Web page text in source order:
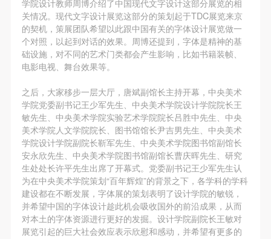
学院设计教师周博介绍了中国现代文字设计这部分展览的相
关情况。现代文字设计展览这部分的策划起于TDC展览来京
的契机，策展团队希望以此跟中国有关的字体设计展览做一
个对照，以起到对话的效果。周博还提到，字体是精神的基
础设施，对不同的艺术门类都会产生影响，比如书籍装帧、
电影电视、舞台效果等。
之后，大家移步一层大厅，唐斌副馆长主持开幕，中央美术
学院党委副书记王少军先生、中央美术学院设计学院院长王
敏先生、中央美术学院实验艺术学院院长吕胜中先生、中央
美术学院人文学院院长、图书馆馆长尹吉男先生、中央美术
学院设计学院副院长靳军先生、中央美术学院图书馆副馆长
安永欣先生、中央美术学院图书馆副馆长曹庆晖先生、研究
生处处长许平先生出席了开幕式。党委副书记王少军先生认
为在中央美术学院策划“百年辉煌”的背景之下，各学科的学科
建设都在不断发展，字体展的策划表明了设计学院的敏锐，
并希望中国的字体设计趁此机会吸收国外的前沿成果，从而
对本土的字体资源进行更好的发掘。设计学院副院长王敏对
展览引起的巨大社会效应表示欣慰和感动，并希望有更多的
备以人为本、团结友爱、互相帮助和助人为乐的良好
品质。
第三条
参加本次活动人员应该是成年人（具有完全民事行为
能力的人，18周岁以上）未成年人必须在成年人的陪
同下参观。
第四条
参加活动者在此次活动期间的人身安全责任自负。鼓
励参加者自行购买人身安全保险。活动中一旦出现事
故，活动中任何非事故当事人及美术馆将不承担人身
事故的任何责任，但有互相援助的义务。参加活动的
成员应当积极主动的组织实施救援工作，但对事故本
身不承担任何法律责任和经济责任。参加本次活动者
的人身安全不负有民事及相关连带责任。
备以人为本、团结友爱、互相帮助和助人为乐的良好
品质。
第三条
参加本次活动人员应该是成年人（具有完全民事行为
能力的人，18周岁以上）未成年人必须在成年人的陪
同下参观。
第四条
参加活动者在此次活动期间的人身安全责任自负。鼓
励参加者自行购买人身安全保险。活动中一旦出现事
故，活动中任何非事故当事人及美术馆将不承担人身
事故的任何责任，但有互相援助的义务。参加活动的
成员应当积极主动的组织实施救援工作，但对事故本
身不承担任何法律责任和经济责任。参加本次活动者
的人身安全不负有民事及相关连带责任。
备以人为本、团结友爱、互相帮助和助人为乐的良好
品质。
第三条
参加本次活动人员应该是成年人（具有完全民事行为
能力的人，18周岁以上）未成年人必须在成年人的陪
同下参观。
第四条
参加活动者在此次活动期间的人身安全责任自负。鼓
励参加者自行购买人身安全保险。活动中一旦出现事
故，活动中任何非事故当事人及美术馆将不承担人身
事故的任何责任，但有互相援助的义务。参加活动的
成员应当积极主动的组织实施救援工作，但对事故本
身不承担任何法律责任和经济责任。参加本次活动者
的人身安全不负有民事及相关连带责任。
快捷登录 帐号密码登录
发送验证码